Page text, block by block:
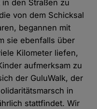
den Straßen zu
von dem Schicksal
begannen mit
sie ebenfalls über
Kilometer liefen,
aufmerksam zu
der GuluWalk, der
in
stattfindet. Wir